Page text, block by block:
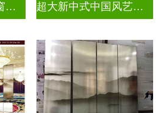
办公室浴室衣柜门窗户水墨画玻璃 超大新中式中国风艺术水墨山水画玻璃